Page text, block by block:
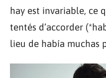
hay est invariable, ce
tentés d’accorder
lieu de había muchas